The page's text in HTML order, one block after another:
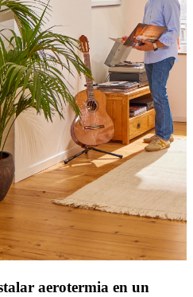
aerotermia en un